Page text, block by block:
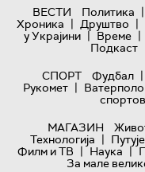
ВЕСТИ Политика |
Хроника | Друштво |
у Украјини | Време |
Подкаст
СПОРТ
Фудбал |
Рукомет | Ватерполо
МАГАЗИН
Технологијa |
Филм и ТВ | Наука |
За мале